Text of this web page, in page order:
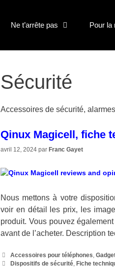
Ne t’arrête pas Pour la
Sécurité
Accessoires de sécurité,
Qinux Magicell, fiche
avril 12, 2024 par Franc Gayet
Nous mettons à votre
voir en détail les prix, les
produit. Vous pouvez
avant de l’acheter. Description
Catégories
Accessoires pour téléphones,
Étiquettes
Dispositifs de sécurité, Fiche